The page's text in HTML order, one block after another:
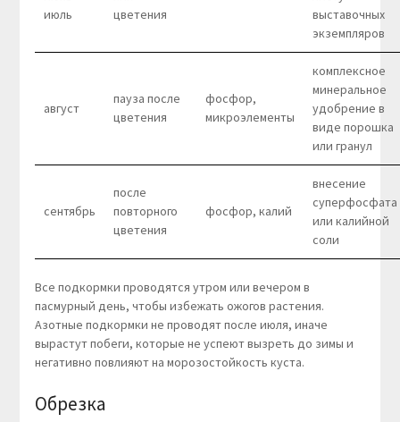
июль
цветения
выставочных
экземпляров
август
пауза после
цветения
фосфор,
микроэлементы
комплексное
минеральное
удобрение в
виде порошка
или гранул
сентябрь
после
повторного
цветения
фосфор, калий
внесение
суперфосфата
или калийной
соли
Все подкормки проводятся утром или вечером в
пасмурный день, чтобы избежать ожогов растения.
Азотные подкормки не проводят после июля, иначе
вырастут побеги, которые не успеют вызреть до зимы и
негативно повлияют на морозостойкость куста.
Обрезка